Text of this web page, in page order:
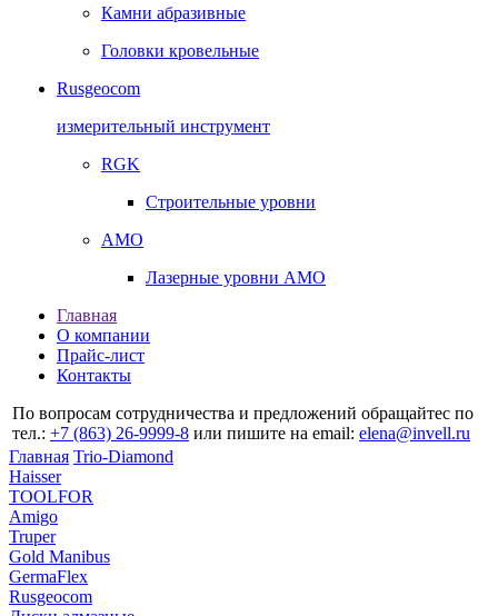
Камни абразивные
Головки кровельные
Rusgeocom
измерительный инструмент
RGK
Строительные уровни
AMO
Лазерные уровни AMO
Главная
О компании
Прайс-лист
Контакты
По вопросам сотрудничества и предложений обращайтес по
тел.: +7 (863) 26‐9999‐8 или пишите на email: elena@invell.ru
Главная Trio-Diamond
Haisser
TOOLFOR
Amigo
Truper
Gold Manibus
GermaFlex
Rusgeocom